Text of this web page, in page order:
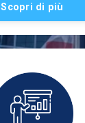
Scopri di più